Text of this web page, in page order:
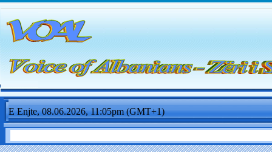
E Enjte, 08.06.2026, 11:05pm (GMT+1)